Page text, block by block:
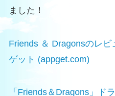
ました！
Friends ＆ Dragonsのレ
ゲット (appget.com)
「Friends＆Dragons」ド